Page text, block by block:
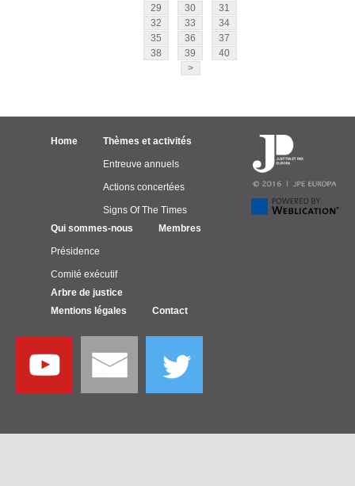
29
30
31
32
33
34
35
36
37
38
39
40
>
Home Thèmes et activités
Entreuve annuels
Actions concertées
Signs Of The Times
Qui sommes-nous
Présidence
Comité exécutif
Membres
Arbre de justice
Mentions légales
Contact